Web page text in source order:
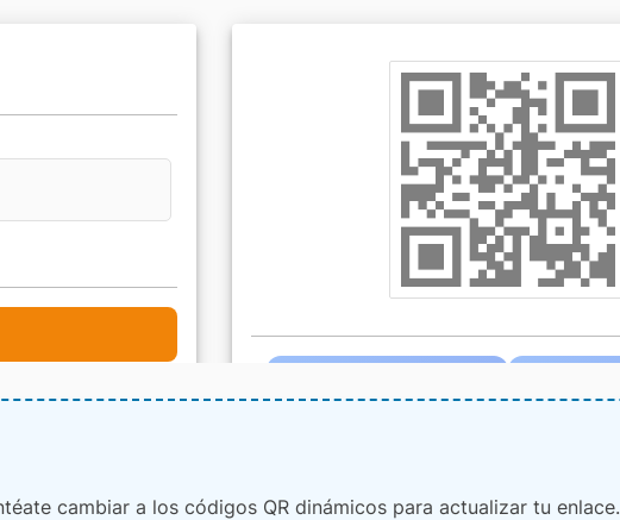
cambiar a los códigos QR dinámicos para actualizar tu enlace.